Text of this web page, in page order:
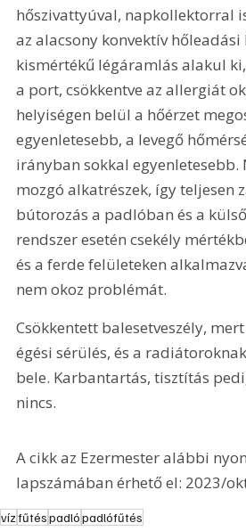
hőszivattyúval, napkollektorral
az alacsony konvektív
kismértékű légáramlás alakul
a port, csökkentve az allergiát
helyiségen belül a hőérzet
egyenletesebb, a levegő
irányban sokkal egyenletesebb.
mozgó alkatrészek, így teljesen
bútorozás a padlóban és a
rendszer esetén csekély
és a ferde felületeken
nem okoz problémát.
Csökkentett balesetveszély,
égési sérülés, és a
bele. Karbantartás, tisztítás
nincs.
A cikk az Ezermester alábbi
lapszámában érhető el: 2023/
vízfűtéspadlópadlófűtés